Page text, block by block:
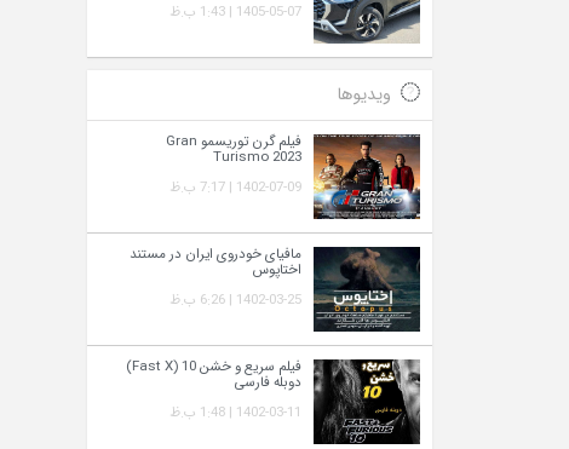
1405-05-07 | 1:43 ب.ظ
ویدیوها
فیلم گرن توریسمو Gran
Turismo 2023
1402-07-09 | 7:17 ب.ظ
مافیای خودروی ایران در مستند
اختاپوس
1402-03-25 | 6:26 ب.ظ
فیلم سریع و خشن 10 (Fast X)
دوبله فارسی
1402-03-11 | 1:48 ب.ظ